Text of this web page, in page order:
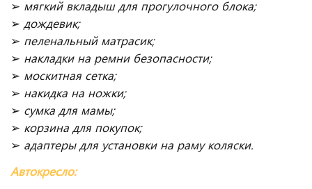
➢ мягкий вкладыш для прогулочного блока;
➢ дождевик;
➢ пеленальный матрасик;
➢ накладки на ремни безопасности;
➢ москитная сетка;
➢ накидка на ножки;
➢ сумка для мамы;
➢ корзина для покупок;
➢ адаптеры для установки на раму коляски.
Автокресло: